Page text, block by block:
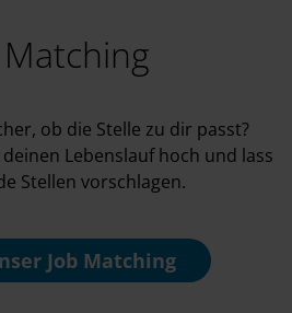
Matching
ob die Stelle zu dir passt?
Lebenslauf hoch und lass
Stellen vorschlagen.
Job Matching